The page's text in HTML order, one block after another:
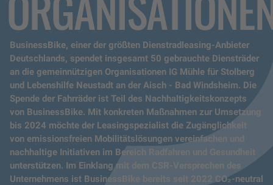
BusinessBike, einer der größten Dienstradleasing-Anbieter
Deutschlands, spendet insgesamt 50 gebrauchte Diensträder
an die gemeinnützigen Organisationen IG Mühle für Stolberg
und Lebenshilfe Neustadt an der Aisch - Bad Windsheim. Die
Spende der Fahrräder ist Teil des Nachhaltigkeitskonzepts
von BusinessBike. Mit konkreten Maßnahmen zur Umsetzung
bis 2024 möchte der Leasingspezialist die Zugänglichkeit
von emissionsfreien Mobilitätslösungen vereinfachen und
nachhaltige Initiativen im Bereich Radfahren und Gesundheit
unterstützen. Im Einklang mit dem CSR-Versprechen des
Unternehmens ist BusinessBike bereits seit 2022 CO₂-neutral